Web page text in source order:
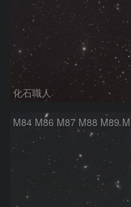
化石職人